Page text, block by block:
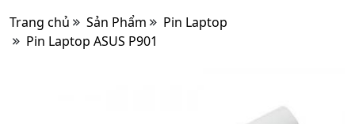
Trang chủ Sản Phẩm
Pin Laptop
Pin Laptop ASUS P901